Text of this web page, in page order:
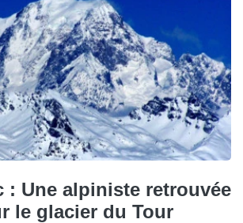
: Une alpiniste retrouvée
le glacier du Tour